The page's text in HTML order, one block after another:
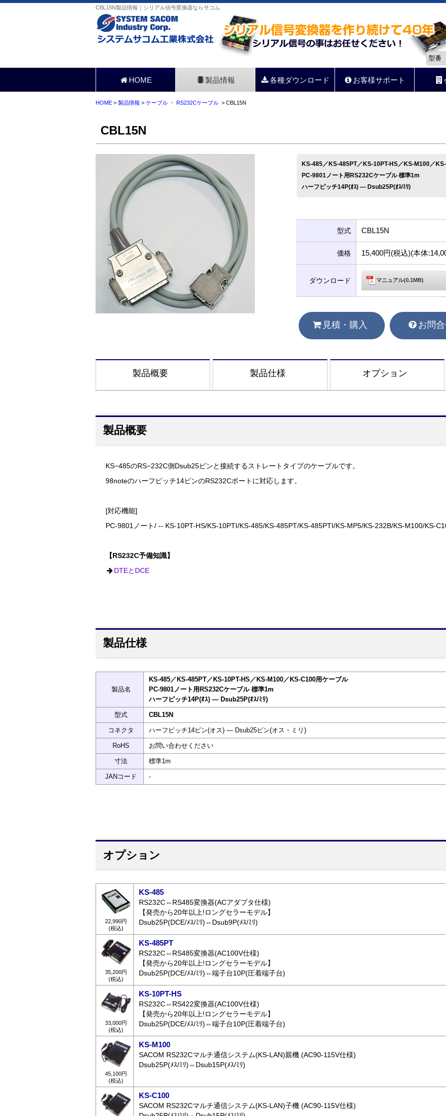
CBL15N製品情報｜シリアル信号変換器ならサコム
HOME 製品情報 各種ダウンロード お客様サポート
HOME > 製品情報 > ケーブル ・ RS232Cケーブル > CBL15N
CBL15N
KS-485／KS-485PT／KS-10PT-HS／KS-M100／
PC-9801ノート用RS232Cケーブル 標準1m
ハーフピッチ14P(ｵｽ) ― Dsub25P(ｵｽ/ﾐﾘ)
型式 CBL15N
価格 15,400円(税込)(本体
ダウンロード マニュアル(0.1MB)
見積・購入 お問
製品概要 製品仕様 オプション
製品概要
KS−485のRS−232C側Dsub25ピンと接続するストレートタイプのケーブルです。
98noteのハーフピッチ14ピンのRS232Cポートに対応します。
[対応機能]
PC-9801ノート/ -- KS-10PT-HS/KS-10PTI/KS-485/KS-485PT/KS-485PTI/KS-MP5/KS-232B/KS-M100/KS-
【RS232C予備知識】
DTEとDCE
製品仕様
製品名
KS-485／KS-485PT／KS-10PT-HS／KS-M100／KS-C100用ケーブル
PC-9801ノート用RS232Cケーブル 標準1m
ハーフピッチ14P(ｵｽ) ― Dsub25P(ｵｽ/ﾐﾘ)
型式 CBL15N
コネクタ ハーフピッチ14ピン(オス) ― Dsub25ピン(オス・ミリ)
RoHS お問い合わせください
寸法 標準1m
JANコード -
オプション
22,990円
(税込)
KS-485
RS232C⇔RS485変換器(ACアダプタ仕様)
【発売から20年以上!ロングセラーモデル】
Dsub25P(DCE/ﾒｽ/ﾐﾘ)⇔Dsub9P(ﾒｽ/ﾐﾘ)
35,200円
(税込)
KS-485PT
RS232C⇔RS485変換器(AC100V仕様)
【発売から20年以上!ロングセラーモデル】
Dsub25P(DCE/ﾒｽ/ﾐﾘ)⇔端子台10P(圧着端子台)
33,000円
(税込)
KS-10PT-HS
RS232C⇔RS422変換器(AC100V仕様)
【発売から20年以上!ロングセラーモデル】
Dsub25P(DCE/ﾒｽ/ﾐﾘ)⇔端子台10P(圧着端子台)
45,100円
(税込)
KS-M100
SACOM RS232Cマルチ通信システム(KS-LAN)親機 (AC90-115V仕様)
Dsub25P(ﾒｽ/ﾐﾘ)⇔Dsub15P(ﾒｽ/ﾐﾘ)
KS-C100
SACOM RS232Cマルチ通信システム(KS-LAN)子機 (AC90-115V仕様)